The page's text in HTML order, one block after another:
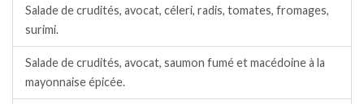
Salade de crudités, avocat, céleri, radis, tomates, fromages,
surimi.
Salade de crudités, avocat, saumon fumé et macédoine à la
mayonnaise épicée.